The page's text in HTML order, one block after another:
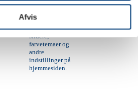
Afvis
sjaelsoe.dk
bevare den
korrekte visning
af typografi,
blog/billede-
slidere,
farvetemaer og
andre
indstillinger på
hjemmesiden.